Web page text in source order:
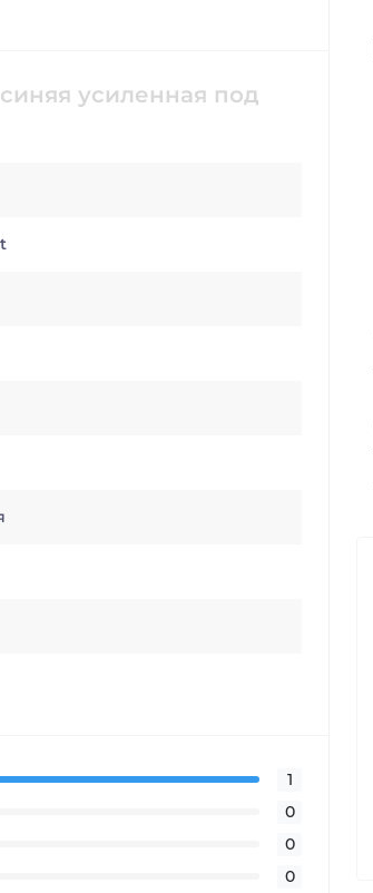
усиленная под
1
0
0
0